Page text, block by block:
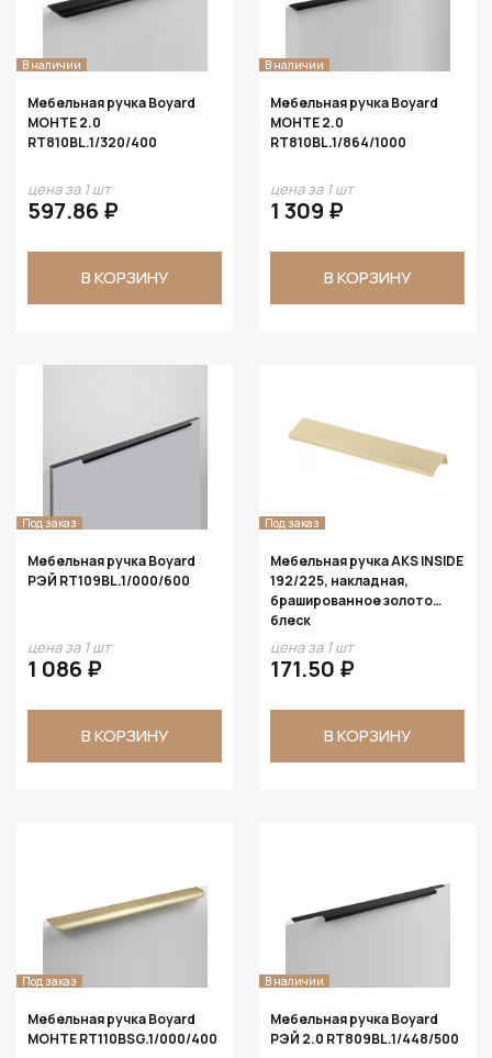
В наличии
Мебельная ручка Boyard
МОНТЕ 2.0
RT810BL.1/320/400
цена за 1 шт
597.86 ₽
В КОРЗИНУ
В наличии
Мебельная ручка Boyard
МОНТЕ 2.0
RT810BL.1/864/1000
цена за 1 шт
1 309 ₽
В КОРЗИНУ
Под заказ
Мебельная ручка Boyard
РЭЙ RT109BL.1/000/600
цена за 1 шт
1 086 ₽
В КОРЗИНУ
Под заказ
Мебельная ручка AKS INSIDE
192/225, накладная,
брашированное золото
блеск
цена за 1 шт
171.50 ₽
В КОРЗИНУ
Под заказ
Мебельная ручка Boyard
МОНТЕ RT110BSG.1/000/400
В наличии
Мебельная ручка Boyard
РЭЙ 2.0 RT809BL.1/448/500